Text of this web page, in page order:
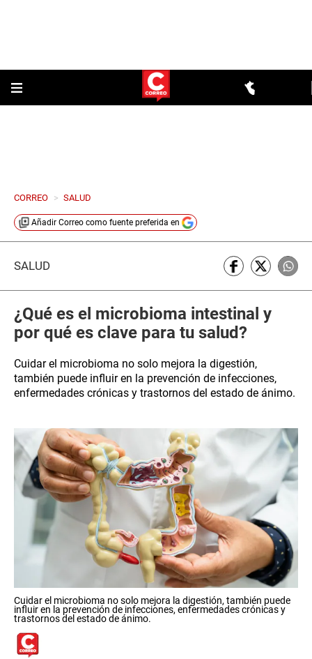
CORREO > SALUD
Añadir Correo como fuente preferida en
SALUD
¿Qué es el microbioma intestinal y
por qué es clave para tu salud?
Cuidar el microbioma no solo mejora la digestión,
también puede influir en la prevención de infecciones,
enfermedades crónicas y trastornos del estado de ánimo.
Cuidar el microbioma no solo mejora la digestión, también puede
influir en la prevención de infecciones, enfermedades crónicas y
trastornos del estado de ánimo.